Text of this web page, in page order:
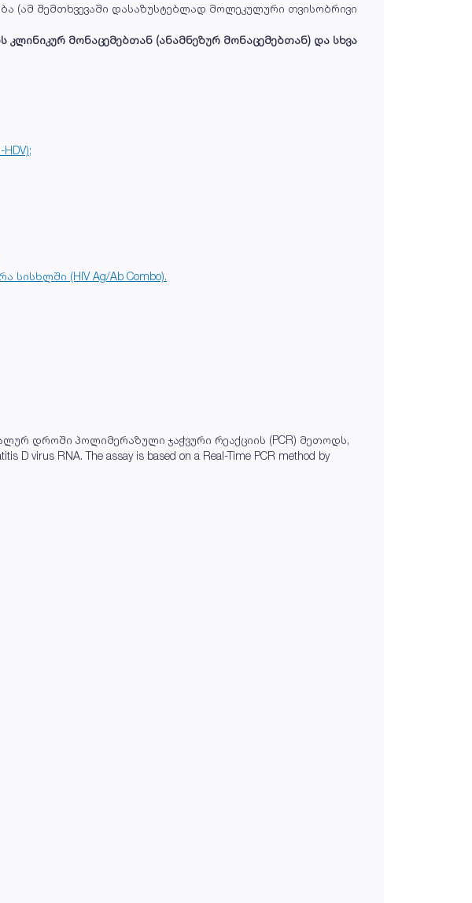
(ამ შემთხვევაში დასაზუსტებლად მოლეკულური თვისობრივი
კლინიკურ მონაცემებთან (ანამნეზურ მონაცემებთან) და სხვა
სისხლში (HIV Ag/Ab Combo).
დროში პოლიმერაზული ჯაჭვური რეაქციის (PCR) მეთოდს,
RNA. The assay is based on a Real-Time PCR method by